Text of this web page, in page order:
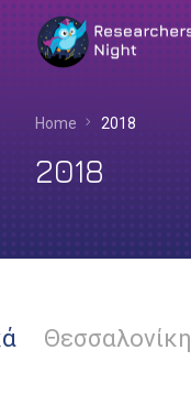
Home 2018
2018
Θεσσαλονίκη